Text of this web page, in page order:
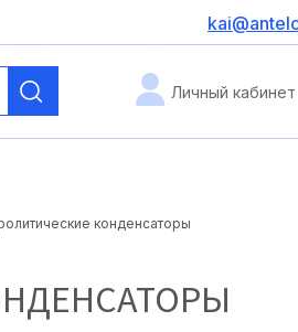
Личный кабинет
конденсаторы